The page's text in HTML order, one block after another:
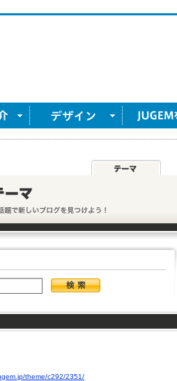
theme/c292/2351/